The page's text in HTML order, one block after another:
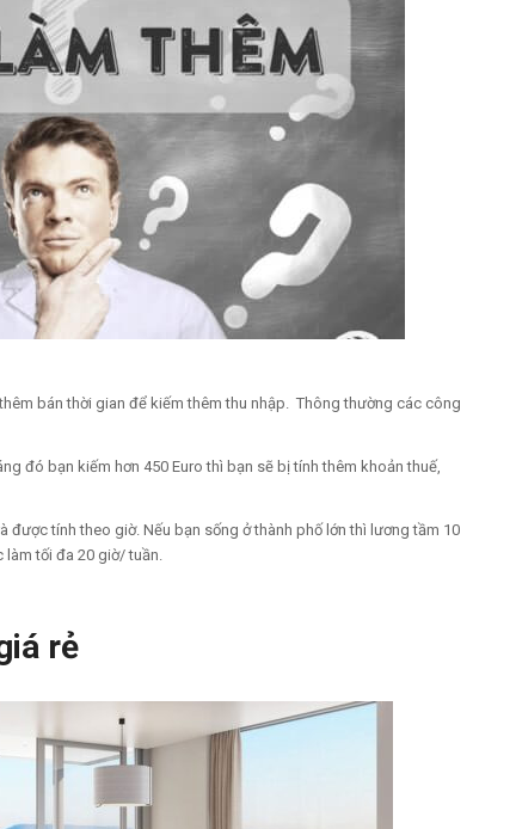
bán thời gian để kiếm thêm thu nhập. Thông thường các công
đó bạn kiếm hơn 450 Euro thì bạn sẽ bị tính thêm khoản thuế,
tính theo giờ. Nếu bạn sống ở thành phố lớn thì lương tầm 10
làm tối đa 20 giờ/ tuần.
rẻ